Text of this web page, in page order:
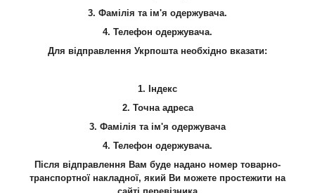
3. Фамілія та ім'я одержувача.
4. Телефон одержувача.
Для відправлення Укрпошта необхідно вказати:
1. Індекс
2. Точна адреса
3. Фамілія та ім'я одержувача
4. Телефон одержувача.
Після відправлення Вам буде надано номер товарно-
транспортної накладної, який Ви можете простежити на